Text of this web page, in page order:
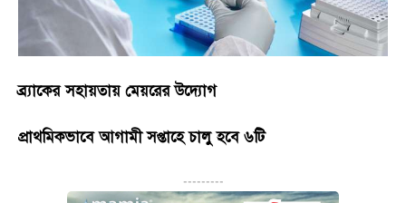
ব্র্যাকের সহায়তায় মেয়রের উদ্যোগ
প্রাথমিকভাবে আগামী সপ্তাহে চালু হবে ৬টি
---------